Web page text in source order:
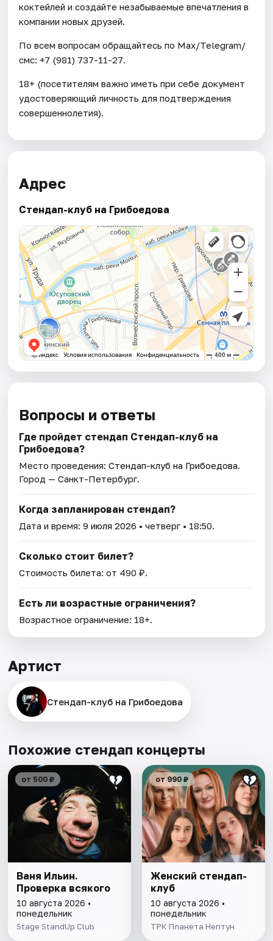
коктейлей и создайте незабываемые впечатления в
компании новых друзей.
По всем вопросам обращайтесь по Max/Telegram/
смс: +7 (981) 737-11-27.
18+ (посетителям важно иметь при себе документ
удостоверяющий личность для подтверждения
совершеннолетия).
Адрес
Стендап-клуб на Грибоедова
Вопросы и ответы
Где пройдет стендап Стендап-клуб на
Грибоедова?
Место проведения:Стендап-клуб на Грибоедова.
Город — Санкт-Петербург.
Когда запланирован стендап?
Дата и время:9 июля 2026 • четверг • 18:50.
Сколько стоит билет?
Стоимость билета: от 490 ₽.
Есть ли возрастные ограничения?
Возрастное ограничение: 18+.
Артист
Стендап-клуб на Грибоедова
Похожие стендап концерты
от 500 ₽
Ваня Ильин.
Проверка всякого
10 августа 2026 •
понедельник
Stage StandUp Club
от 990 ₽
Женский стендап-
клуб
10 августа 2026 •
понедельник
ТРК Планета Нептун